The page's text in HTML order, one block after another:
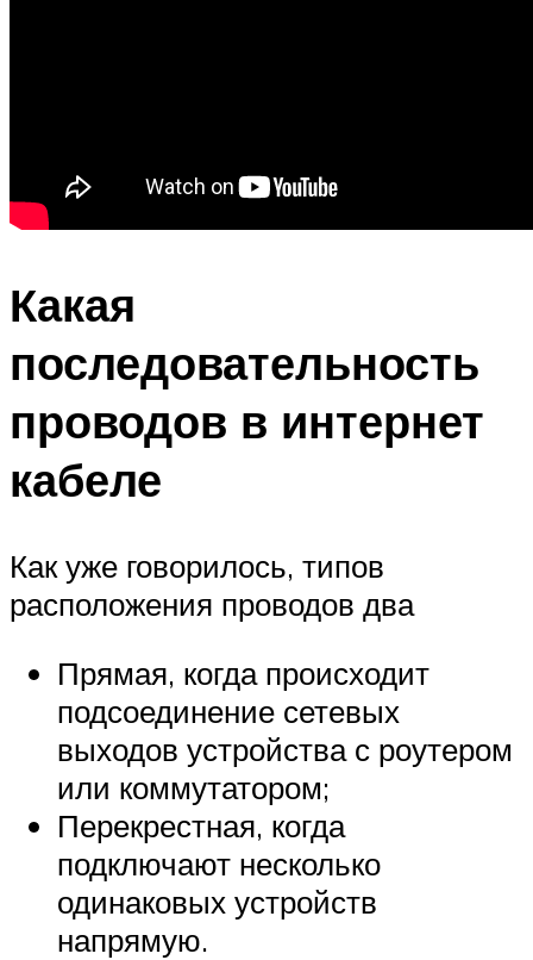
Какая
последовательность
проводов в интернет
кабеле
Как уже говорилось, типов
расположения проводов два
Прямая, когда происходит
подсоединение сетевых
выходов устройства с роутером
или коммутатором;
Перекрестная, когда
подключают несколько
одинаковых устройств
напрямую.